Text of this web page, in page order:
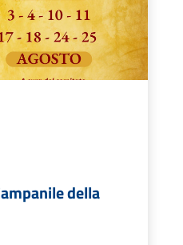
della